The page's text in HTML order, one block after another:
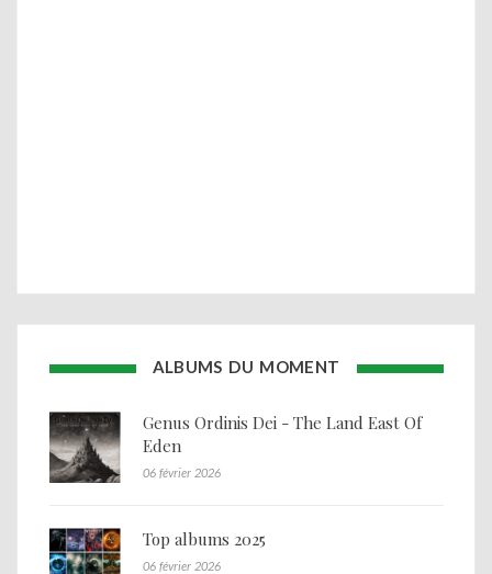
ALBUMS DU MOMENT
Genus Ordinis Dei - The Land East Of
Eden
06 février 2026
Top albums 2025
06 février 2026